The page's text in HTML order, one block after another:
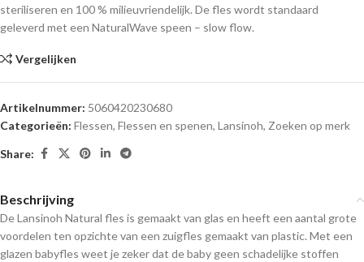
steriliseren en 100 % milieuvriendelijk. De fles wordt standaard
geleverd met een NaturalWave speen – slow flow.
Vergelijken
Artikelnummer: 5060420230680
Categorieën: Flessen, Flessen en spenen, Lansinoh, Zoeken op merk
Share:
Beschrijving
De Lansinoh Natural fles is gemaakt van glas en heeft een aantal grote
voordelen ten opzichte van een zuigfles gemaakt van plastic. Met een
glazen babyfles weet je zeker dat de baby geen schadelijke stoffen